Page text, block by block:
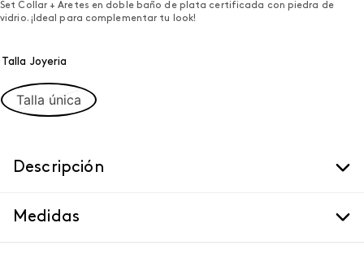
Set Collar + Aretes en doble baño de plata certificada con piedra de
vidrio. ¡Ideal para complementar tu look!
Talla Joyeria
Talla única
Descripción
Medidas